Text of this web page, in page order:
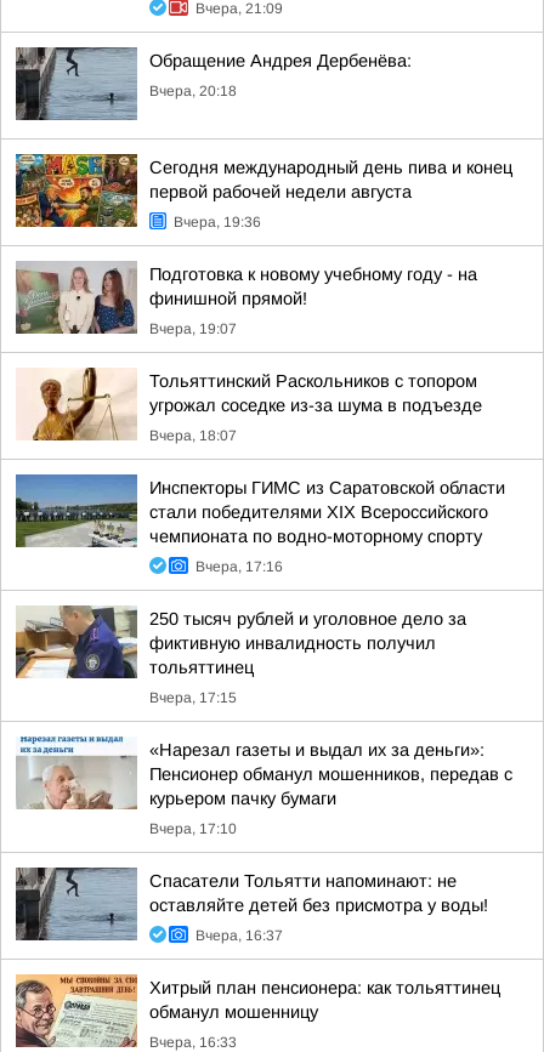
Вчера, 21:09
Обращение Андрея Дербенёва:
Вчера, 20:18
Сегодня международный день пива и конец
первой рабочей недели августа
Вчера, 19:36
Подготовка к новому учебному году - на
финишной прямой!
Вчера, 19:07
Тольяттинский Раскольников с топором
угрожал соседке из-за шума в подъезде
Вчера, 18:07
Инспекторы ГИМС из Саратовской области
стали победителями XIX Всероссийского
чемпионата по водно-моторному спорту
Вчера, 17:16
250 тысяч рублей и уголовное дело за
фиктивную инвалидность получил
тольяттинец
Вчера, 17:15
«Нарезал газеты и выдал их за деньги»:
Пенсионер обманул мошенников, передав с
курьером пачку бумаги
Вчера, 17:10
Спасатели Тольятти напоминают: не
оставляйте детей без присмотра у воды!
Вчера, 16:37
Хитрый план пенсионера: как тольяттинец
обманул мошенницу
Вчера, 16:33